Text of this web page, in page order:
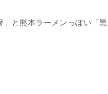
と熊本ラーメンっぽい「